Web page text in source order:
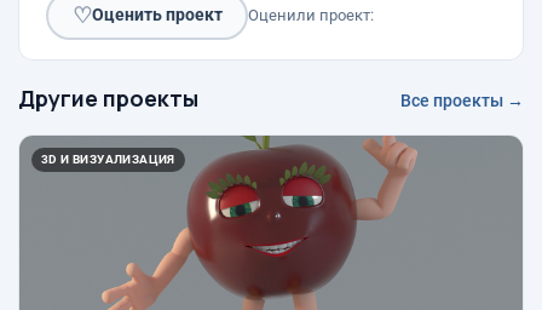
♡Оценить проект Оценили проект:
Другие проекты Все проекты →
3D И ВИЗУАЛИЗАЦИЯ